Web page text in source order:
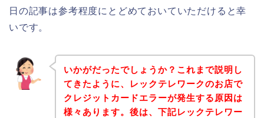
日の記事は参考程度にとどめておいていただけると幸
いです。
いかがだったでしょうか？これまで説明し
てきたように、レックテレワークのお店で
クレジットカードエラーが発生する原因は
様々あります。後は、下記レックテレワー